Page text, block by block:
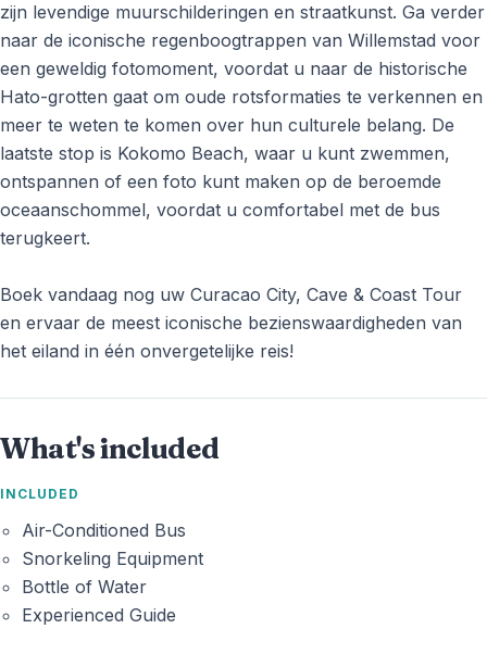
zijn levendige muurschilderingen en straatkunst. Ga verder
naar de iconische regenboogtrappen van Willemstad voor
een geweldig fotomoment, voordat u naar de historische
Hato-grotten gaat om oude rotsformaties te verkennen en
meer te weten te komen over hun culturele belang. De
laatste stop is Kokomo Beach, waar u kunt zwemmen,
ontspannen of een foto kunt maken op de beroemde
oceaanschommel, voordat u comfortabel met de bus
terugkeert.
Boek vandaag nog uw Curacao City, Cave & Coast Tour
en ervaar de meest iconische bezienswaardigheden van
het eiland in één onvergetelijke reis!
What's included
INCLUDED
Air-Conditioned Bus
Snorkeling Equipment
Bottle of Water
Experienced Guide